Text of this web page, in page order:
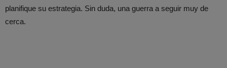
planifique su estrategia. Sin duda, una guerra a seguir muy de
cerca.